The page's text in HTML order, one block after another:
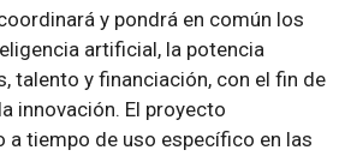
y pondrá en común los
artificial, la potencia
talento y financiación, con el fin de
innovación. El proyecto
a tiempo de uso específico en las